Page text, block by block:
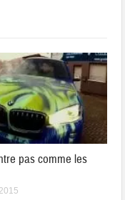
pas comme les